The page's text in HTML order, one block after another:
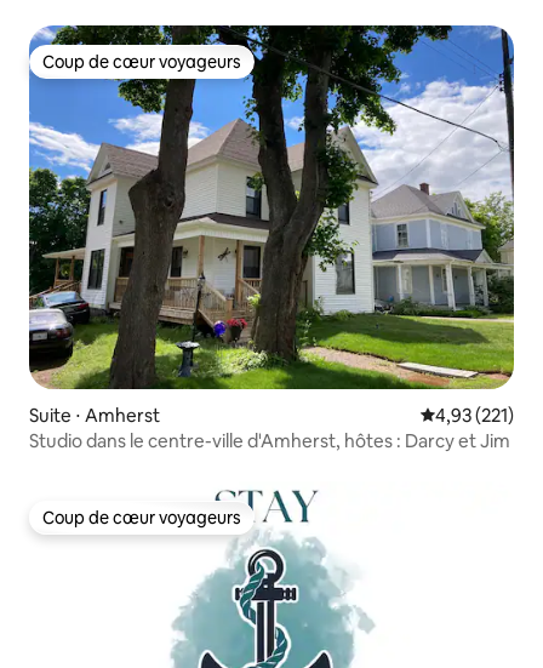
Coup de cœur voyageurs
Coup de cœur voyageurs
Suite ⋅ Amherst Évaluation
4,93 (221)
Studio dans le centre-ville d'Amherst, hôtes : Darcy et Jim
Coup de cœur voyageurs
Coup de cœur voyageurs